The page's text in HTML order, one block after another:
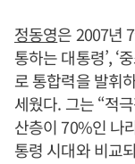
정동영은 2007년
통하는 대통령’, ‘
로 통합력을 발휘
세웠다. 그는 “적
산층이 70%인 나
통령 시대와 비교